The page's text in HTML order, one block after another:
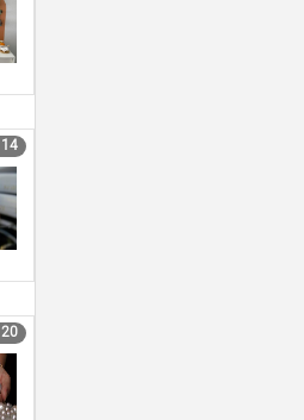
14 دقیقه پیش
20 دقیقه پیش